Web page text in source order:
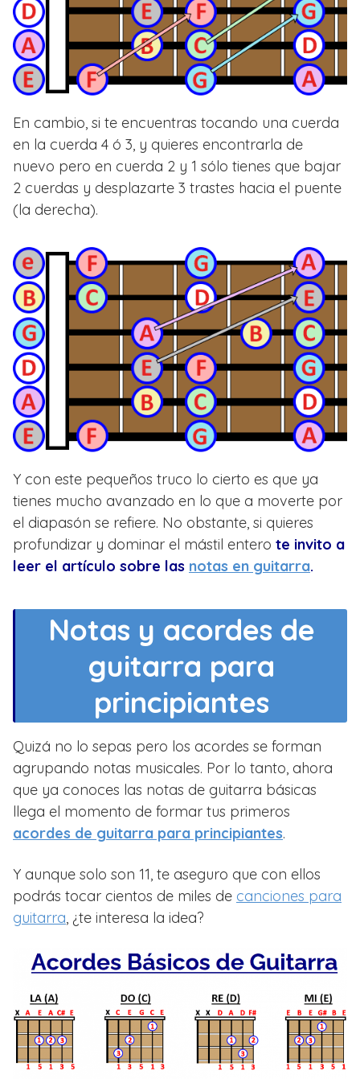
En cambio, si te encuentras tocando una cuerda
en la cuerda 4 ó 3, y quieres encontrarla de
nuevo pero en cuerda 2 y 1 sólo tienes que bajar
2 cuerdas y desplazarte 3 trastes hacia el puente
(la derecha).
Y con este pequeños truco lo cierto es que ya
tienes mucho avanzado en lo que a moverte por
el diapasón se refiere. No obstante, si quieres
profundizar y dominar el mástil entero te invito a
leer el artículo sobre las notas en guitarra.
Notas y acordes de
guitarra para
principiantes
Quizá no lo sepas pero los acordes se forman
agrupando notas musicales. Por lo tanto, ahora
que ya conoces las notas de guitarra básicas
llega el momento de formar tus primeros
acordes de guitarra para principiantes.
Y aunque solo son 11, te aseguro que con ellos
podrás tocar cientos de miles de canciones para
guitarra , ¿te interesa la idea?